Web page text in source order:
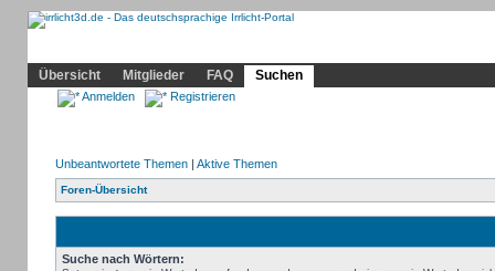
Übersicht
Mitglieder FAQ Suchen
Anmelden Registrieren
Unbeantwortete Themen| Aktive Themen
Foren-Übersicht
Suche nach Wörtern: